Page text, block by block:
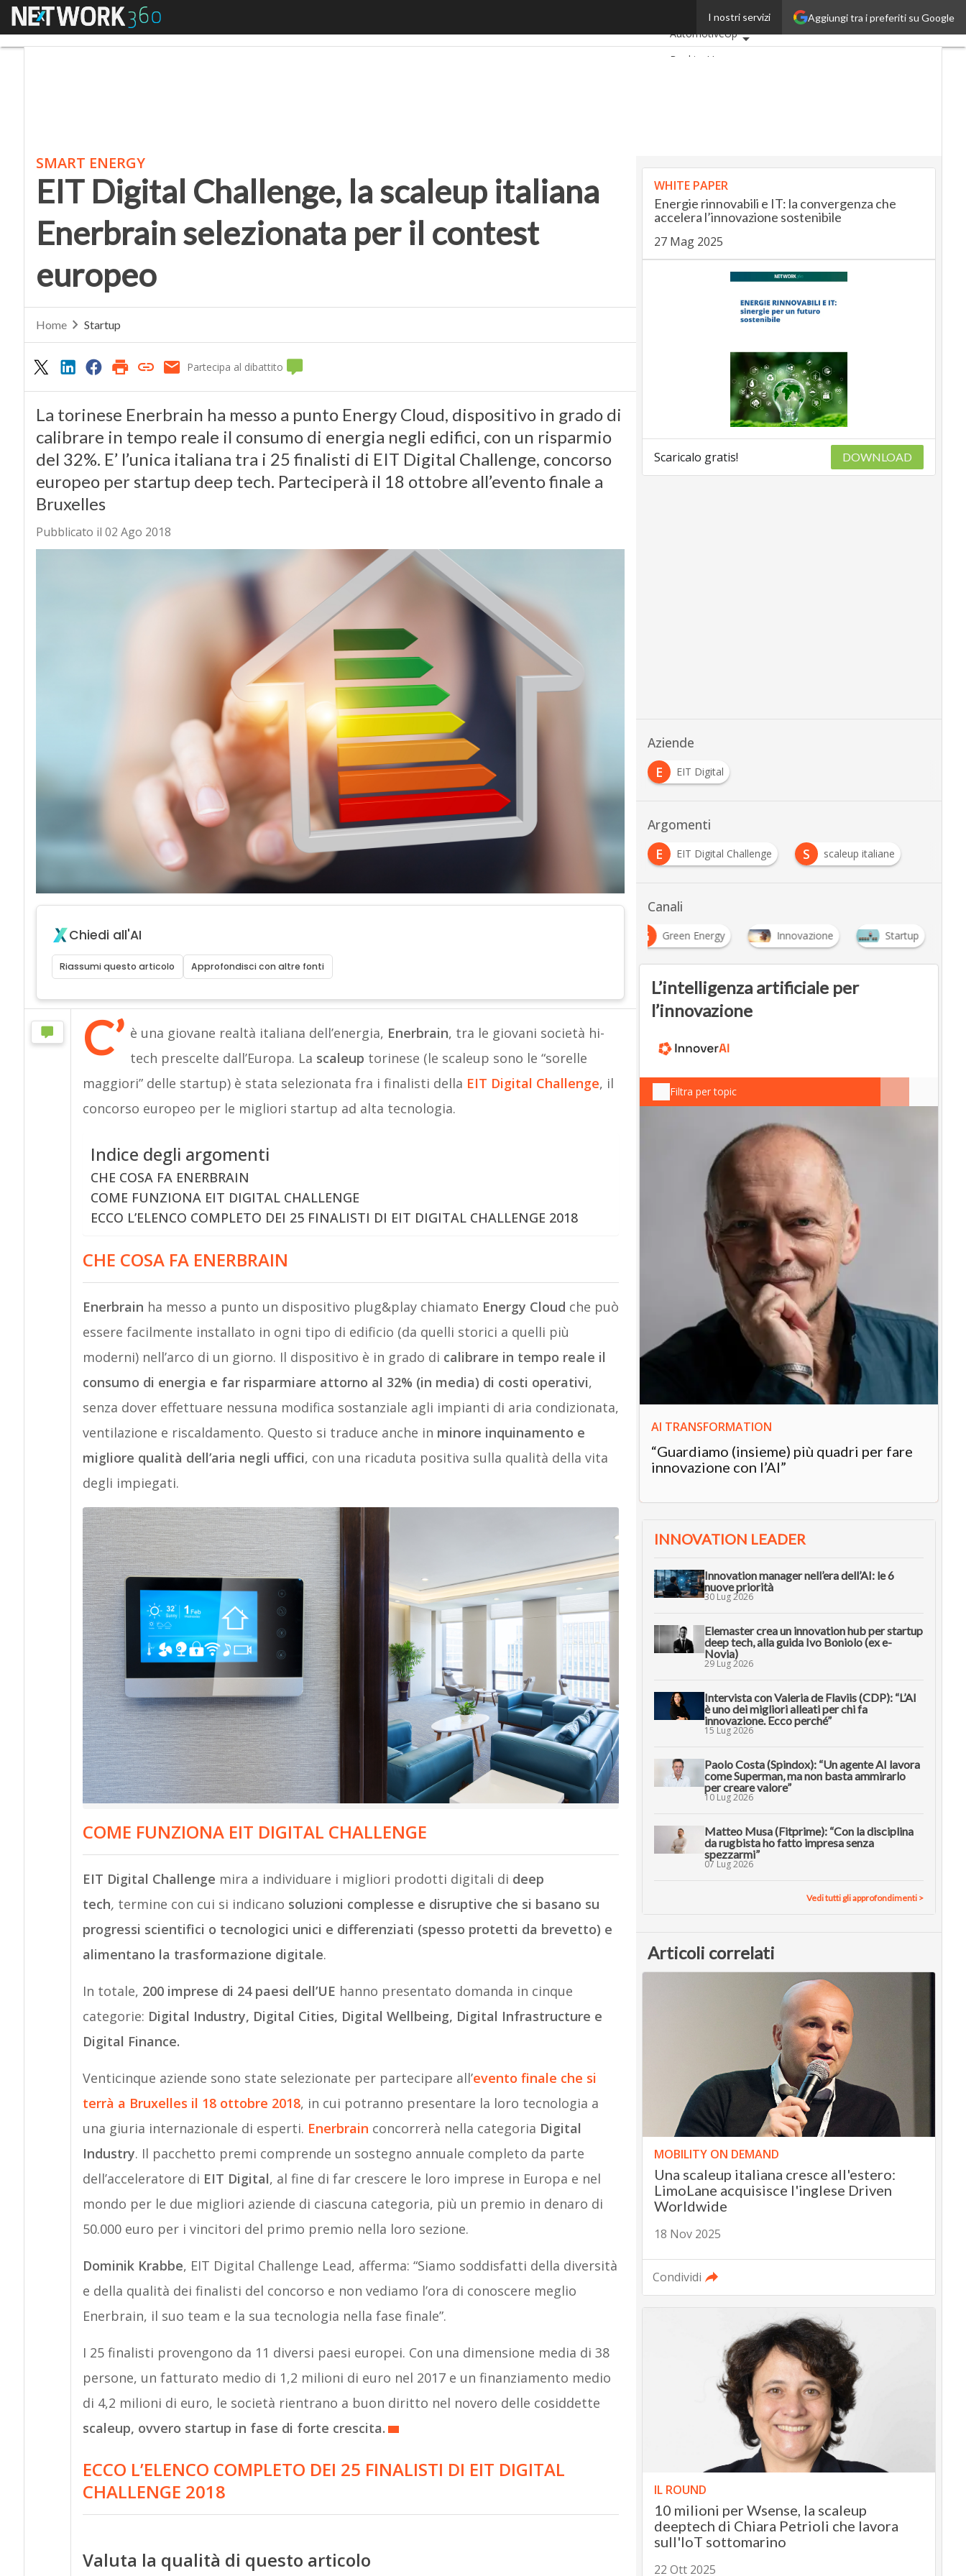
Aggiungi tra i preferiti su Google
I nostri servizi
Menu
Ultimi articoli
AutomotiveUp
BankingUp
SMART ENERGY
EIT Digital Challenge, la scaleup italiana
Enerbrain selezionata per il contest
europeo
Home Startup
Partecipa al dibattito
La torinese Enerbrain ha messo a punto Energy Cloud, dispositivo in grado di
calibrare in tempo reale il consumo di energia negli edifici, con un risparmio
del 32%. E’ l’unica italiana tra i 25 finalisti di EIT Digital Challenge, concorso
europeo per startup deep tech. Parteciperà il 18 ottobre all’evento finale a
Bruxelles
Pubblicato il 02 Ago 2018
Chiedi all'AI
Riassumi questo articolo Approfondisci con altre fonti
C’ è una giovane realtà italiana dell’energia, Enerbrain, tra le giovani società hi-
tech prescelte dall’Europa. La scaleup torinese (le scaleup sono le “sorelle
maggiori” delle startup) è stata selezionata fra i finalisti della EIT Digital Challenge, il
concorso europeo per le migliori startup ad alta tecnologia.
Indice degli argomenti
CHE COSA FA ENERBRAIN
COME FUNZIONA EIT DIGITAL CHALLENGE
ECCO L’ELENCO COMPLETO DEI 25 FINALISTI DI EIT DIGITAL CHALLENGE 2018
CHE COSA FA ENERBRAIN
Enerbrain ha messo a punto un dispositivo plug&play chiamato Energy Cloud che può
essere facilmente installato in ogni tipo di edificio (da quelli storici a quelli più
moderni) nell’arco di un giorno. Il dispositivo è in grado di calibrare in tempo reale il
consumo di energia e far risparmiare attorno al 32% (in media) di costi operativi,
senza dover effettuare nessuna modifica sostanziale agli impianti di aria condizionata,
ventilazione e riscaldamento. Questo si traduce anche in minore inquinamento e
migliore qualità dell’aria negli uffici, con una ricaduta positiva sulla qualità della vita
degli impiegati.
COME FUNZIONA EIT DIGITAL CHALLENGE
EIT Digital Challenge mira a individuare i migliori prodotti digitali di deep
tech, termine con cui si indicano soluzioni complesse e disruptive che si basano su
progressi scientifici o tecnologici unici e differenziati (spesso protetti da brevetto) e
alimentano la trasformazione digitale.
In totale, 200 imprese di 24 paesi dell’UE hanno presentato domanda in cinque
categorie: Digital Industry, Digital Cities, Digital Wellbeing, Digital Infrastructure e
Digital Finance.
Venticinque aziende sono state selezionate per partecipare all’evento finale che si
terrà a Bruxelles il 18 ottobre 2018, in cui potranno presentare la loro tecnologia a
una giuria internazionale di esperti. Enerbrain concorrerà nella categoria Digital
Industry. Il pacchetto premi comprende un sostegno annuale completo da parte
dell’acceleratore di EIT Digital, al fine di far crescere le loro imprese in Europa e nel
mondo per le due migliori aziende di ciascuna categoria, più un premio in denaro di
50.000 euro per i vincitori del primo premio nella loro sezione.
Dominik Krabbe, EIT Digital Challenge Lead, afferma: “Siamo soddisfatti della diversità
e della qualità dei finalisti del concorso e non vediamo l’ora di conoscere meglio
Enerbrain, il suo team e la sua tecnologia nella fase finale”.
I 25 finalisti provengono da 11 diversi paesi europei. Con una dimensione media di 38
persone, un fatturato medio di 1,2 milioni di euro nel 2017 e un finanziamento medio
di 4,2 milioni di euro, le società rientrano a buon diritto nel novero delle cosiddette
scaleup, ovvero startup in fase di forte crescita.
ECCO L’ELENCO COMPLETO DEI 25 FINALISTI DI EIT DIGITAL
CHALLENGE 2018
Valuta la qualità di questo articolo
WHITE PAPER
Energie rinnovabili e IT: la convergenza che
accelera l’innovazione sostenibile
27 Mag 2025
Scaricalo gratis! DOWNLOAD
Aziende
E
EIT Digital
Argomenti
E
EIT Digital Challenge S scaleup italiane
Canali
G
Green Energy Innovazione Startup
L’intelligenza artificiale per
l’innovazione
Filtra per topic
AI TRANSFORMATION
“Guardiamo (insieme) più quadri per fare
innovazione con l’AI”
INNOVATION LEADER
Innovation manager nell’era dell’AI: le 6
nuove priorità
30 Lug 2026
Elemaster crea un innovation hub per startup
deep tech, alla guida Ivo Boniolo (ex e-
Novia)
29 Lug 2026
Intervista con Valeria de Flaviis (CDP): “L’AI
è uno dei migliori alleati per chi fa
innovazione. Ecco perché”
15 Lug 2026
Paolo Costa (Spindox): “Un agente AI lavora
come Superman, ma non basta ammirarlo
per creare valore”
10 Lug 2026
Matteo Musa (Fitprime): “Con la disciplina
da rugbista ho fatto impresa senza
spezzarmi”
07 Lug 2026
Vedi tutti gli approfondimenti >
Articoli correlati
MOBILITY ON DEMAND
Una scaleup italiana cresce all'estero:
LimoLane acquisisce l'inglese Driven
Worldwide
18 Nov 2025
Condividi
IL ROUND
10 milioni per Wsense, la scaleup
deeptech di Chiara Petrioli che lavora
sull'IoT sottomarino
22 Ott 2025